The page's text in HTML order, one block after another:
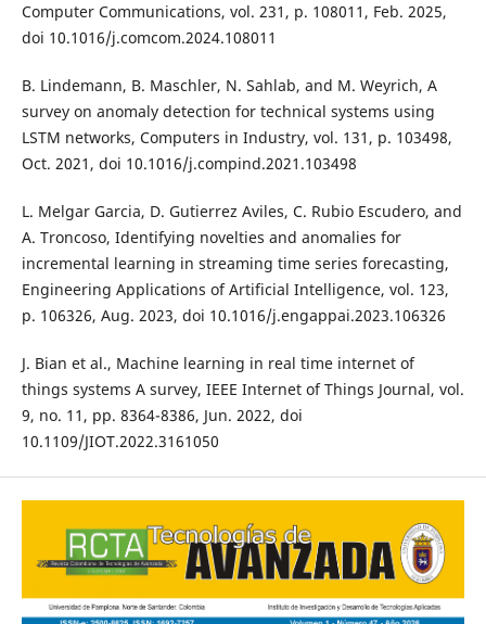
Computer Communications, vol. 231, p. 108011, Feb. 2025,
doi 10.1016/j.comcom.2024.108011
B. Lindemann, B. Maschler, N. Sahlab, and M. Weyrich, A
survey on anomaly detection for technical systems using
LSTM networks, Computers in Industry, vol. 131, p. 103498,
Oct. 2021, doi 10.1016/j.compind.2021.103498
L. Melgar Garcia, D. Gutierrez Aviles, C. Rubio Escudero, and
A. Troncoso, Identifying novelties and anomalies for
incremental learning in streaming time series forecasting,
Engineering Applications of Artificial Intelligence, vol. 123,
p. 106326, Aug. 2023, doi 10.1016/j.engappai.2023.106326
J. Bian et al., Machine learning in real time internet of
things systems A survey, IEEE Internet of Things Journal, vol.
9, no. 11, pp. 8364-8386, Jun. 2022, doi
10.1109/JIOT.2022.3161050